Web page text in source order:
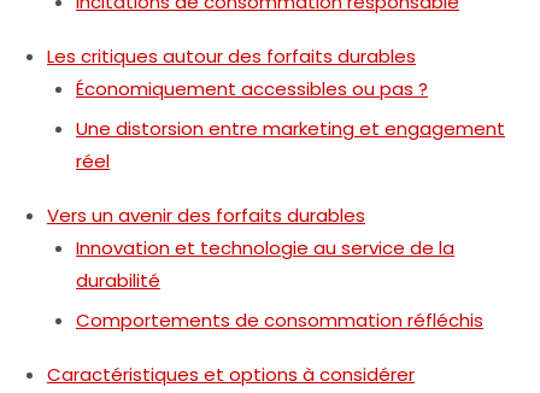
Les critiques autour des forfaits durables
Économiquement accessibles ou pas ?
Une distorsion entre marketing et engagement
réel
Vers un avenir des forfaits durables
Innovation et technologie au service de la
durabilité
Comportements de consommation réfléchis
Caractéristiques et options à considérer